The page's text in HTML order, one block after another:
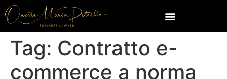
Tag: Contratto e-
commerce a norma